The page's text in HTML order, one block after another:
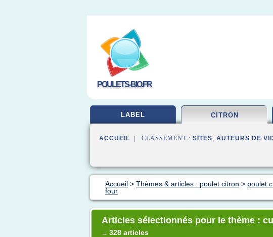
POULETS-BIO.FR
LABEL CITRON
ACCUEIL | CLASSEMENT : SITES, AUTEURS DE
Accueil > Thèmes & articles : poulet citron > poulet
four
Articles sélectionnés pour le thème :
→ 328 articles